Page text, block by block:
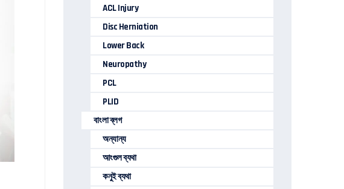
ACL Injury
Disc Herniation
Lower Back
Neuropathy
PCL
PLID
বাংলা ব্লগ
অন্যান্য
আংগুল ব্যথা
কনুই ব্যথা